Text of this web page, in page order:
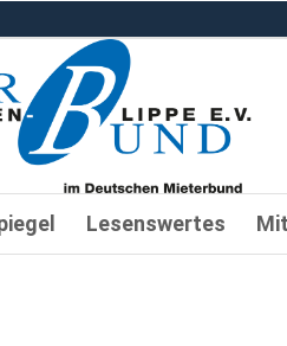
Lesenswertes